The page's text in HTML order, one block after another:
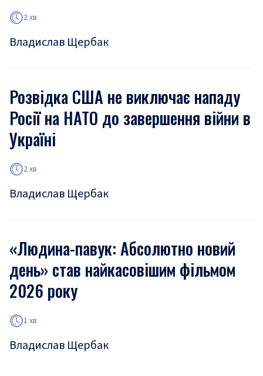
2 хв
Владислав Щербак
Розвідка США не виключає нападу
Росії на НАТО до завершення війни в
Україні
2 хв
Владислав Щербак
«Людина-павук: Абсолютно новий
день» став найкасовішим фільмом
2026 року
1 хв
Владислав Щербак